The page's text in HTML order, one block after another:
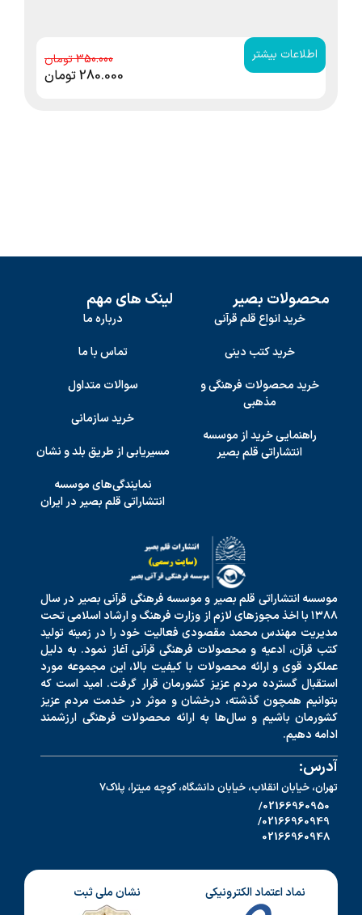
اطلاعات بیشتر 350.000
280.000تومان
محصولات بصیر
خرید انواع قلم قرآنی
خرید کتب دینی
خرید محصولات فرهنگی و
مذهبی
راهنمایی خرید از موسسه
انتشاراتی قلم بصیر
لینک های مهم
درباره ما
تماس با ما
سوالات متداول
خرید سازمانی
مسیریابی از طریق بلد و نشان
نمایندگی‌های موسسه
انتشاراتی قلم بصیر در ایران
موسسه انتشاراتی قلم بصیر و موسسه فرهنگی قرآنی بصیر در سال
۱۳۸۸ با اخذ مجوزهای لازم از وزارت فرهنگ و ارشاد اسلامی تحت
مدیریت مهندس محمد مقصودی فعالیت خود را در زمینه تولید
کتب قرآن، ادعیه و محصولات فرهنگی قرآنی آغاز نمود. به دلیل
عملکرد قوی و ارائه محصولات با کیفیت بالا، این مجموعه مورد
استقبال گسترده مردم عزیز کشورمان قرار گرفت. امید است که
بتوانیم همچون گذشته، درخشان و موثر در خدمت مردم عزیز
کشورمان باشیم و سال‌ها به ارائه محصولات فرهنگی ارزشمند
ادامه دهیم.
آدرس:
تهران، خیابان انقلاب، خیابان دانشگاه، کوچه میترا، پلاک7
02166960950/
02166960949/
02166960948
نماد اعتماد الکترونیکی نشان ملی ثبت